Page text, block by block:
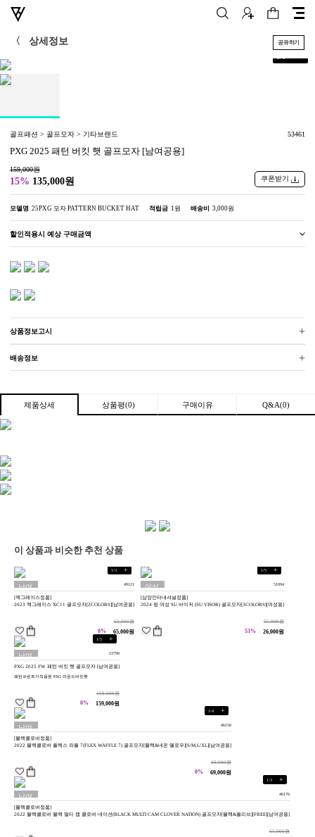
〈 상세정보 공유하기
+
골프패션 > 골프모자 > 기타브랜드 53461
PXG 2025 패턴 버킷 햇 골프모자 [남여공용]
159,000원
15% 135,000원 쿠폰받기
모델명 25PXG 모자 PATTERN BUCKET HAT 적립금 1원 배송비 3,000원
할인적용시 예상 구매금액
상품정보고시 +
배송정보 +
제품상세 상품평(0) 구매이유 Q&A(0)
이 상품과 비슷한 추천 상품
1/3 +
남여
공용
49121
[잭그레이스정품]
2023 잭그레이스 XC11 골프모자[2COLORS][남여공용]
65,000원
0% 65,000원
1/5 +
여성
용
51094
[삼양인터내셔널정품]
2024 핑 여성 SU 바이저 (SU VISOR) 골프모자[3COLORS][여성용]
55,000원
53% 26,000원
1/5 +
남여
공용
53799
PXG 2025 FW 패턴 버킷 햇 골프모자 [남여공용]
패턴프린트가적용된 PXG 라운드버킷햇
159,000원
0% 159,000원
1/4 +
남여
공용
46150
[블랙클로버정품]
2022 블랙클로버 플렉스 와플 7(FLEX WAFFLE 7) 골프모자[블랙&네온 옐로우][S/M,L/XL][남여공용]
69,000원
0% 69,000원
1/3 +
남여
공용
46176
[블랙클로버정품]
2022 블랙클로버 블랙 멀티 캠 클로버 네이션(BLACK MULTI CAM CLOVER NATION) 골프모자[블랙&올리브][FREE][남여공용]
65,000원